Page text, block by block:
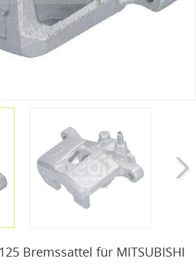
Bremssattel für MITSUBISHI